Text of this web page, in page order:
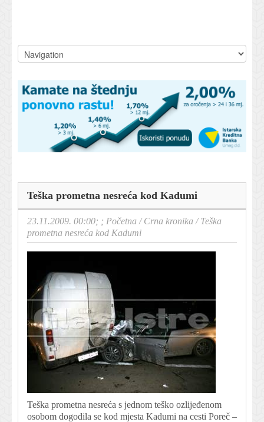
Teška prometna nesreća kod Kadumi
23.11.2009. 00:00; ; Početna /Crna kronika /Teška
prometna nesreća kod Kadumi
Teška prometna nesreća s jednom teško ozlijeđenom
osobom dogodila se kod mjesta Kadumi na cesti Poreč –